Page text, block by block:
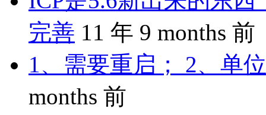
完善 11 年 9 months 前
1、需要重启； 2、单
months 前